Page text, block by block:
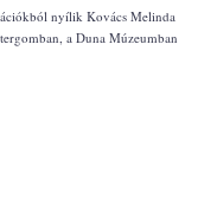
nyílik Kovács Melinda
a Duna Múzeumban